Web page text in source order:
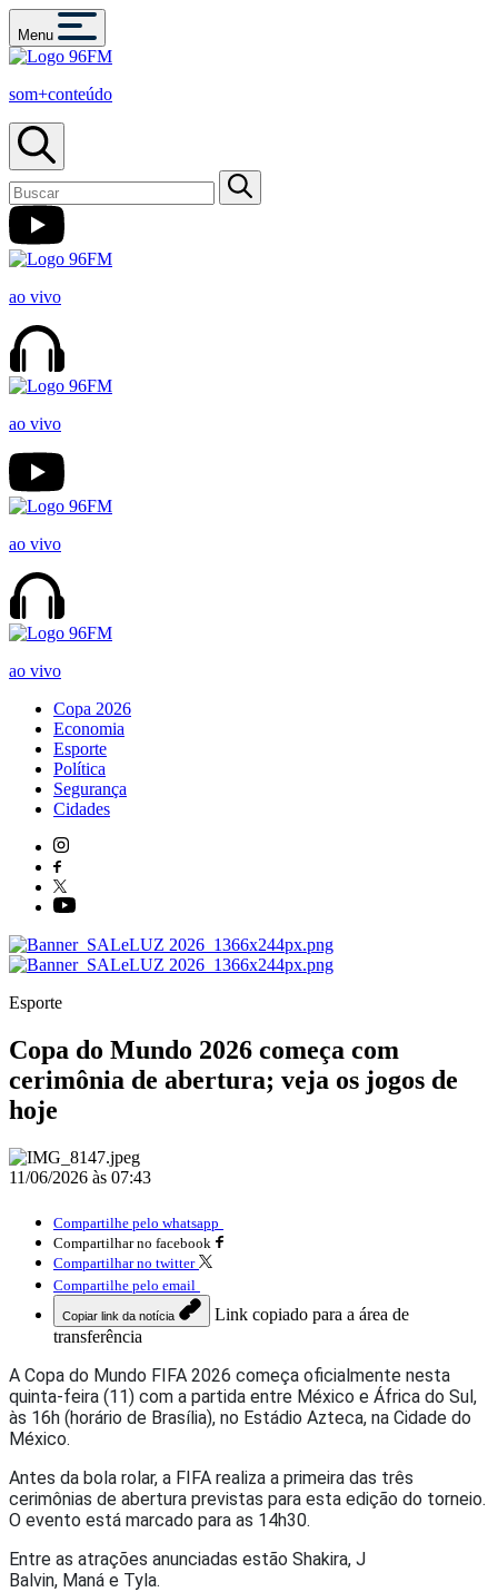
Menu
som+conteúdo
ao vivo
ao vivo
ao vivo
ao vivo
Copa 2026
Economia
Esporte
Política
Segurança
Cidades
Esporte
Copa do Mundo 2026 começa com
cerimônia de abertura; veja os jogos de
hoje
11/06/2026 às 07:43
Compartilhe pelo whatsapp
Compartilhar no facebook
Compartilhar no twitter
Compartilhe pelo email
Copiar link da notícia
Link copiado para a área de
transferência
A Copa do Mundo FIFA 2026 começa oficialmente nesta
quinta-feira (11) com a partida entre México e África do Sul,
às 16h (horário de Brasília), no Estádio Azteca, na Cidade do
México.
Antes da bola rolar, a FIFA realiza a primeira das três
cerimônias de abertura previstas para esta edição do torneio.
O evento está marcado para as 14h30.
Entre as atrações anunciadas estão Shakira, J
Balvin, Maná e Tyla.